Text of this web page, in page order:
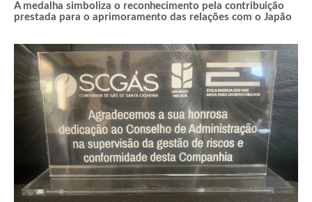
A medalha simboliza o reconhecimento pela contribuição
prestada para o aprimoramento das relações com o Japão